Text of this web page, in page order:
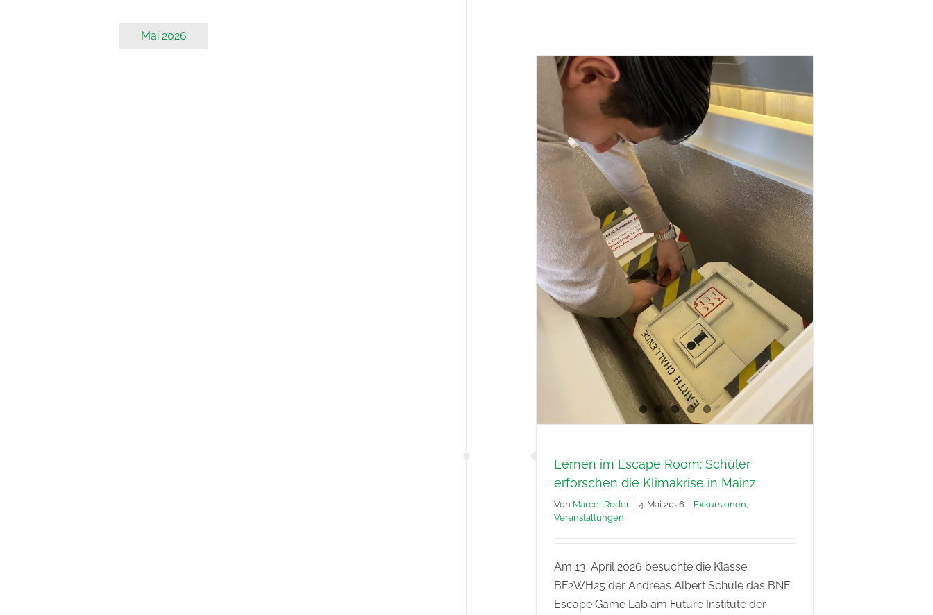
Mai 2026
Lernen im Escape Room: Schüler
erforschen die Klimakrise in Mainz
Von Marcel Roder | 4. Mai 2026 | Exkursionen
Veranstaltungen
Am 13. April 2026 besuchte die Klasse
BF2WH25 der Andreas Albert Schule das BNE
Escape Game Lab am Future Institute der